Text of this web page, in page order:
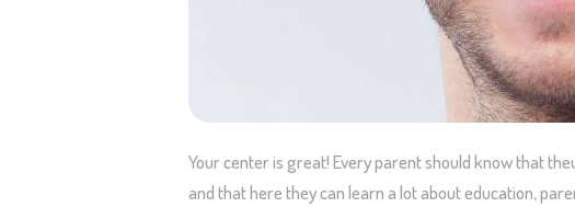
Your center is great! Every parent should know that
and that here they can learn a lot about education,